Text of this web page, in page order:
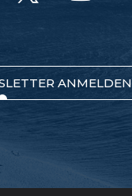
ANMELDEN